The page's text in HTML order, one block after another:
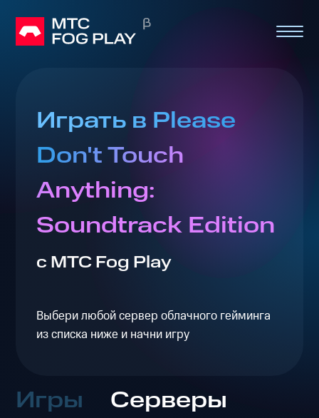
Играть в Please
Don't Touch
Anything:
Soundtrack Edition
с МТС Fog Play
Выбери любой сервер облачного гейминга
из списка ниже и начни игру
Игры Серверы